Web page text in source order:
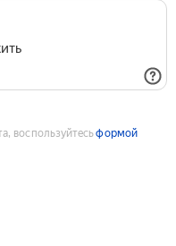
воспользуйтесьформой